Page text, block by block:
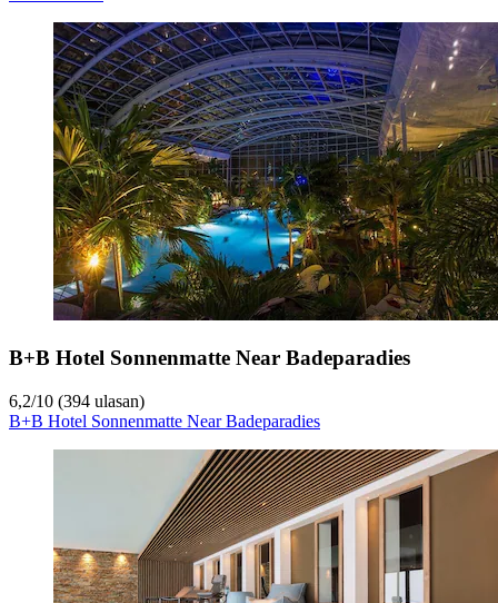
B+B Hotel Sonnenmatte Near Badeparadies
6,2/10 (394 ulasan)
B+B Hotel Sonnenmatte Near Badeparadies